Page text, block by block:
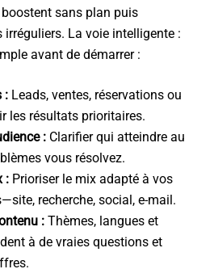
sans plan puis
irréguliers. La voie intelligente :
avant de démarrer :
:Leads, ventes, réservations ou
les résultats prioritaires.
:Clarifier qui atteindre au
vous résolvez.
:Prioriser le mix adapté à vos
recherche, social, e-mail.
:Thèmes, langues et
à de vraies questions et